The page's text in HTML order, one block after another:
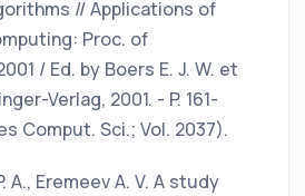
// Applications of
Proc. of
/ Ed. by Boers E. J. W. et
Verlag, 2001. - P. 161-
Comput. Sci.; Vol. 2037).
A., Eremeev A. V. A study